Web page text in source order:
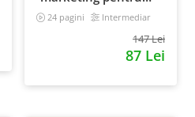
magazinul tau
24 pagini Intermediar
147 Lei
87 Lei